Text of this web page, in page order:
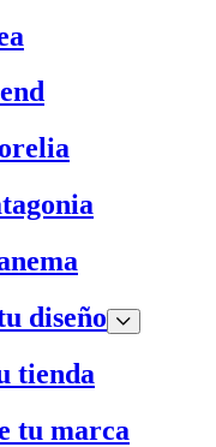
diseño
tienda
tu marca